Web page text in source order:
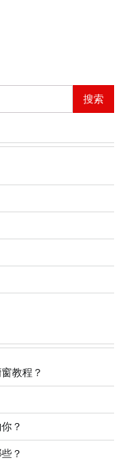
教程？
？
？